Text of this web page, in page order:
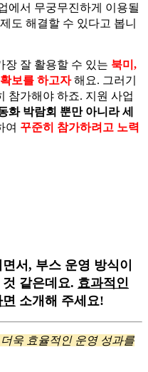
에서 무궁무진하게 이용될
도 해결할 수 있다고 봅니
장 잘 활용할 수 있는 북미,
보를 하고자해요. 그러기
참가해야 하죠. 지원 사업
화 박람회 뿐만 아니라세
여 꾸준히 참가하려고 노력
서, 부스 운영 방식이
같은데요. 효과적인
소개해 주세요!
욱 효율적인 운영 성과를